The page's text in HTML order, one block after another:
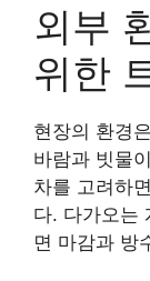
외부
위한
현장의 환경
바람과 빗물
차를 고려하
다. 다가오는
면 마감과 방